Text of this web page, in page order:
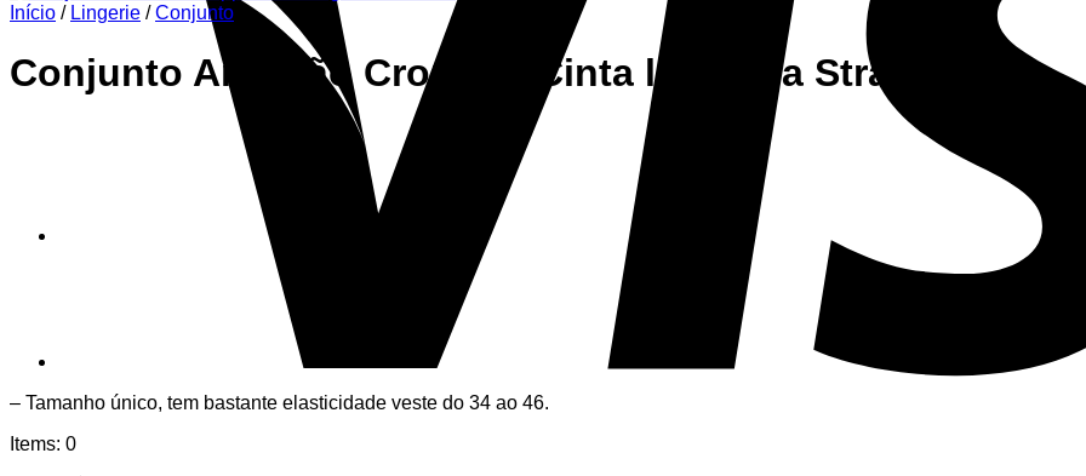
Início / Lingerie / Conjunto
Conjunto Arrastão Cropped Cinta liga Saia Strass
– Tamanho único, tem bastante elasticidade veste do 34 ao 46.
Items: 0